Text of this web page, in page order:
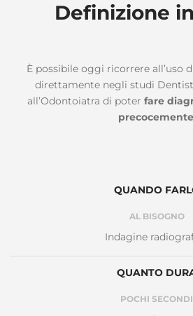
Definizione
È possibile oggi ricorrere all’uso
direttamente negli studi
all’Odontoiatra di poter fare
precocemente
QUANDO
AL BISOGNO
Indagine
QUANTO
POCHI SECONDI